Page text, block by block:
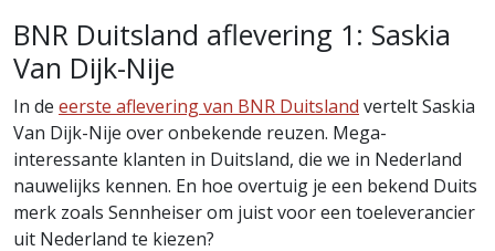
BNR Duitsland aflevering 1: Saskia
Van Dijk-Nije
In de eerste aflevering van BNR Duitsland vertelt Saskia
Van Dijk-Nije over onbekende reuzen. Mega-
interessante klanten in Duitsland, die we in Nederland
nauwelijks kennen. En hoe overtuig je een bekend Duits
merk zoals Sennheiser om juist voor een toeleverancier
uit Nederland te kiezen?